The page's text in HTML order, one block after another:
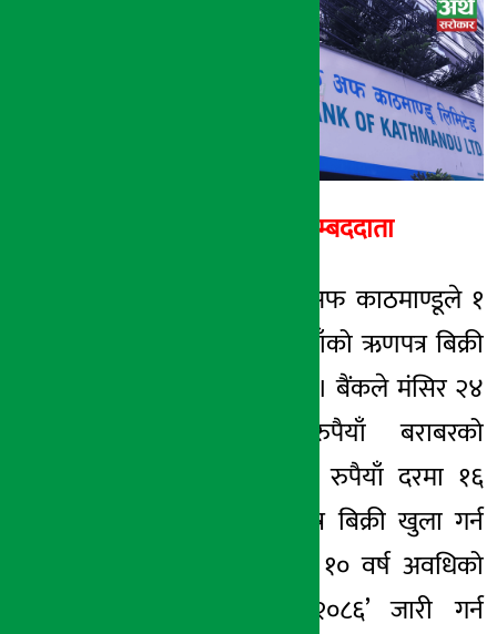
अर्थ सरोकार सम्बददाता
काठमाडौं । बैंक अफ काठमाण्डूले १
अर्ब ६० करोड रुपैयाँको ऋणपत्र बिक्री
खुला गर्ने भएको छ । बैंकले मंसिर २४
गतेदेखि उक्त रुपैयाँ बराबरको
प्रतिइकाई १ हजार रुपैयाँ दरमा १६
लाख इकाई ऋणपत्र बिक्री खुला गर्न
लागेको हो ।बैंकले १० वर्ष अवधिको
‘बीओके डिबेन्चर–२०८६’ जारी गर्न